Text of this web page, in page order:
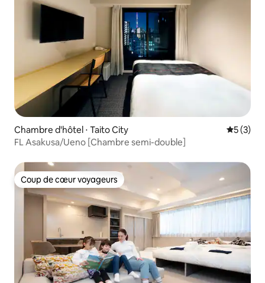
Chambre d'hôtel ⋅ Taito City
5 (3)
FL Asakusa/Ueno [Chambre semi-double]
Coup de cœur voyageurs
Coup de cœur voyageurs